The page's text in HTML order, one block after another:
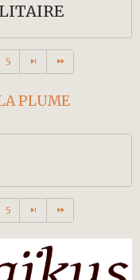
5
5